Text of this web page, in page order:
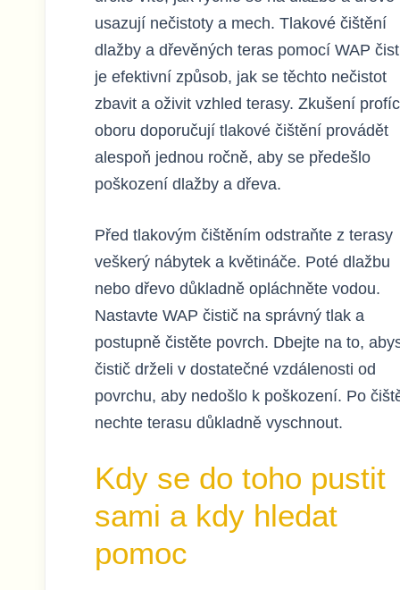
usazují nečistoty a mech. Tlakové čištění
dlažby a dřevěných teras pomocí WAP
je efektivní způsob, jak se těchto nečistot
zbavit a oživit vzhled terasy. Zkušení
oboru doporučují tlakové čištění provádět
alespoň jednou ročně, aby se předešlo
poškození dlažby a dřeva.
Před tlakovým čištěním odstraňte z terasy
veškerý nábytek a květináče. Poté dlažbu
nebo dřevo důkladně opláchněte vodou.
Nastavte WAP čistič na správný tlak a
postupně čistěte povrch. Dbejte na to,
čistič drželi v dostatečné vzdálenosti od
povrchu, aby nedošlo k poškození. Po
nechte terasu důkladně vyschnout.
Kdy se do toho pustit
sami a kdy hledat
pomoc